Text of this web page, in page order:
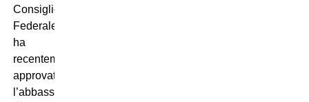
Consiglio
Federale
ha
recentemente
approvato
l’abbassamento